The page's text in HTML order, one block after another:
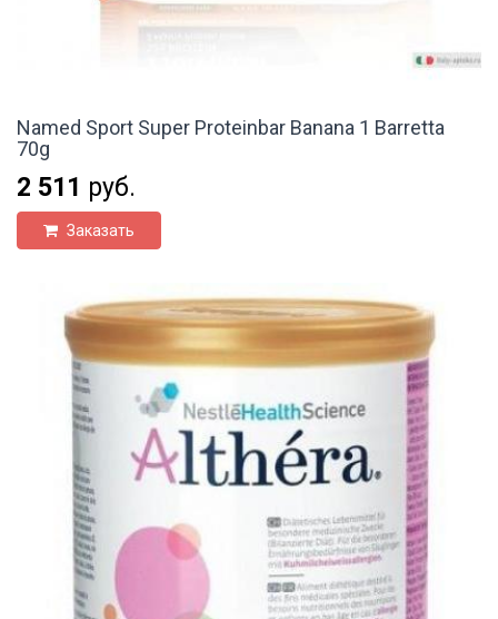
Named Sport Super Proteinbar Banana 1 Barretta
70g
2 511 руб.
Заказать